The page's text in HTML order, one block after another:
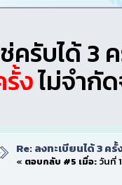
ครับได้ 3
งไม่จำกั
Re: ลงทะเบียนได้ 3 ค
« ตอบกลับ #5 เมื่อ:วันที่